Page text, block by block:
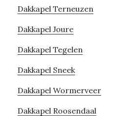
Dakkapel Terneuzen
Dakkapel Joure
Dakkapel Tegelen
Dakkapel Sneek
Dakkapel Wormerveer
Dakkapel Roosendaal